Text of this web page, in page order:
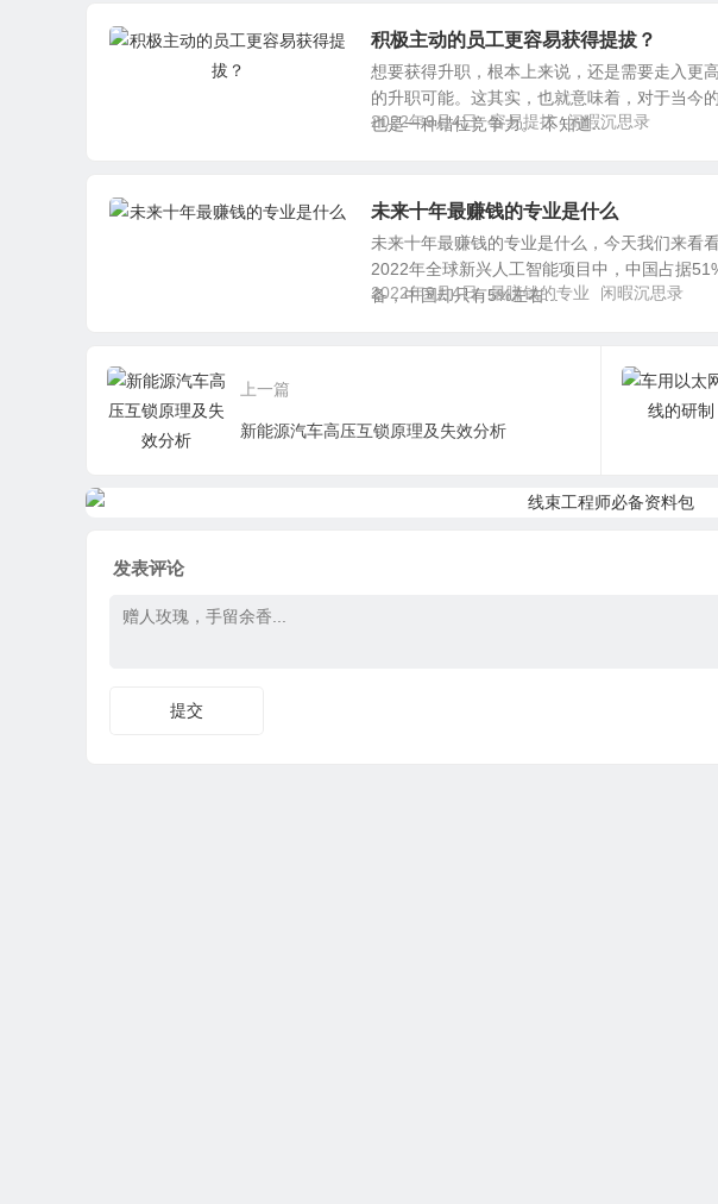
积极主动的员工更容易获得提拔？
想要获得升职，根本上来说，还是需要走入更
的升职可能。这其实，也就意味着，对于当今
也是一种错位竞争力。 不知道...
2022年9月4日 容易提拔 闲暇沉思录
未来十年最赚钱的专业是什么
未来十年最赚钱的专业是什么，今天我们来看
2022年全球新兴人工智能项目中，中国占据
备，中国却只有5%左右...
2022年9月4日 最賺钱的专业 闲暇沉思录
上一篇
新能源汽车高压互锁原理及失效分析
发表评论